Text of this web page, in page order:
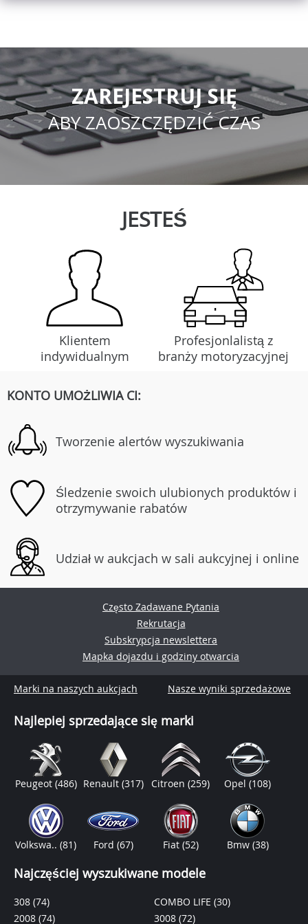
ZAREJESTRUJ SIĘ
ABY ZAOSZCZĘDZIĆ CZAS
JESTEŚ
Klientem
indywidualnym
Profesjonlalistą z
branży motoryzacyjnej
KONTO UMOŻLIWIA CI:
Tworzenie alertów wyszukiwania
Śledzenie swoich ulubionych produktów i
otrzymywanie rabatów
Udział w aukcjach w sali aukcyjnej i online
Często Zadawane Pytania
Rekrutacja
Subskrypcja newslettera
Mapka dojazdu i godziny otwarcia
Marki na naszych aukcjach Nasze wyniki sprzedażowe
Najlepiej sprzedające się marki
Peugeot (486) Renault (317) Citroen(259) Opel(108)
Volkswa..(81) Ford (67) Fiat (52) Bmw (38)
Najczęściej wyszukiwane modele
308 (74)
2008 (74)
COMBO LIFE (30)
3008 (72)